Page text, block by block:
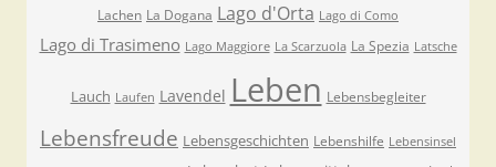
Lachen La Dogana Lago d'Orta Lago di Como
Lago di Trasimeno Lago Maggiore La Scarzuola La Spezia Latsche
Lauch Laufen Lavendel Leben Lebensbegleiter
Lebensfreude Lebensgeschichten Lebenshilfe Lebensinsel